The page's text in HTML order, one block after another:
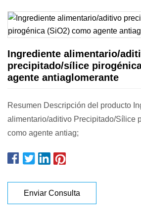
Ingrediente alimentario/
precipitado/sílice
agente antiaglomerante
Resumen Descripción del producto
alimentario/aditivo Precipitado/Sílice
como agente antiag;
Enviar Consulta